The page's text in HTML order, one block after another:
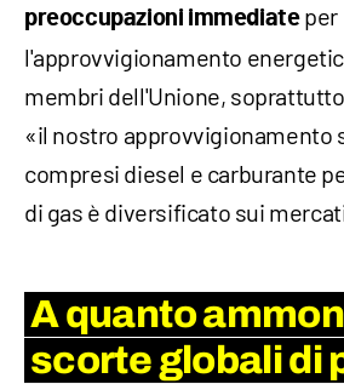
preoccupazioni immediateper
l'approvvigionamento
membri dell'Unione,
«il nostro approvvigionamento
compresi diesel e carburante
di gas è diversificato sui
A quanto
scorte globali di